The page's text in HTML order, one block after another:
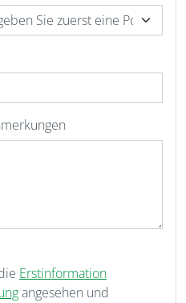
Erstinformation
angesehen und